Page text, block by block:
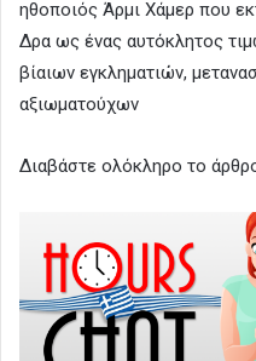
ηθοποιός Άρμι Χάμερ που
Δρα ως ένας αυτόκλητος
βίαιων εγκληματιών,
αξιωματούχων
Διαβάστε ολόκληρο το